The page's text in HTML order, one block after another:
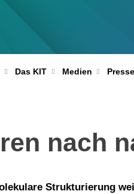
Das KIT Medien
nach
Strukturierung